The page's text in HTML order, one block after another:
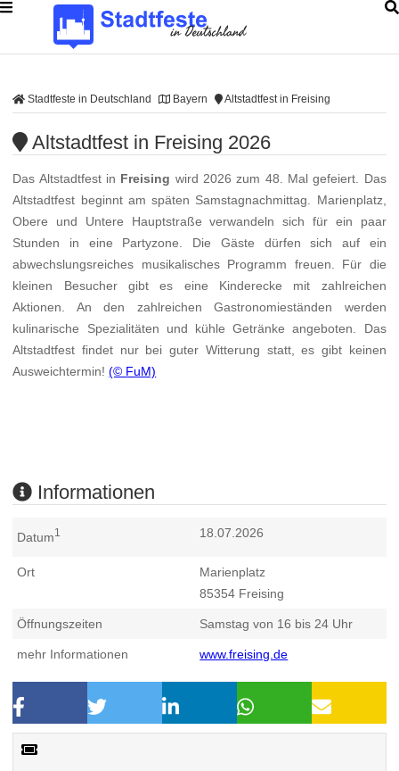
Stadtfeste in Deutschland Bayern Altstadtfest in Freising
Altstadtfest in Freising 2026
Das Altstadtfest in Freising wird 2026 zum 48. Mal gefeiert. Das
Altstadtfest beginnt am späten Samstagnachmittag. Marienplatz,
Obere und Untere Hauptstraße verwandeln sich für ein paar
Stunden in eine Partyzone. Die Gäste dürfen sich auf ein
abwechslungsreiches musikalisches Programm freuen. Für die
kleinen Besucher gibt es eine Kinderecke mit zahlreichen
Aktionen. An den zahlreichen Gastronomieständen werden
kulinarische Spezialitäten und kühle Getränke angeboten. Das
Altstadtfest findet nur bei guter Witterung statt, es gibt keinen
Ausweichtermin!(© FuM)
Informationen
Datum1 18.07.2026
Ort
Marienplatz
85354 Freising
Öffnungszeiten Samstag von 16 bis 24 Uhr
mehr Informationen www.freising.de